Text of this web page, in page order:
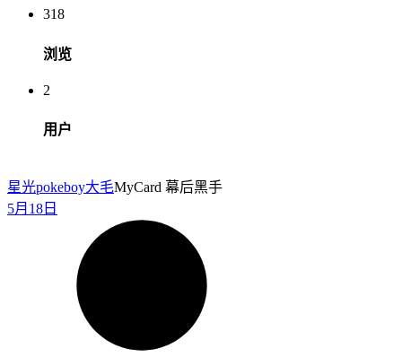
318
浏览
2
用户
星光pokeboy大毛MyCard 幕后黑手
5月18日